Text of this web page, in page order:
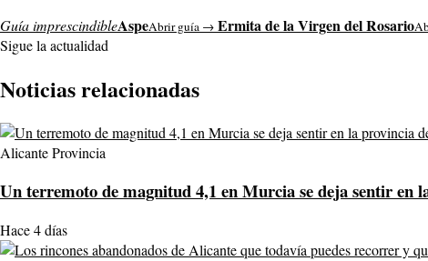
Guía imprescindibleAspeAbrir guía → Ermita de la Virgen del Rosario
Sigue la actualidad
Noticias relacionadas
Alicante Provincia
Un terremoto de magnitud 4,1 en Murcia se deja sentir en
Hace 4 días